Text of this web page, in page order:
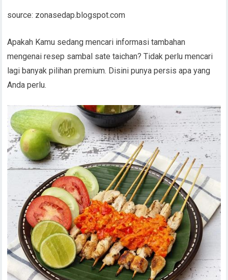
source: zonasedap.blogspot.com
Apakah Kamu sedang mencari informasi tambahan
mengenai resep sambal sate taichan? Tidak perlu mencari
lagi banyak pilihan premium. Disini punya persis apa yang
Anda perlu.